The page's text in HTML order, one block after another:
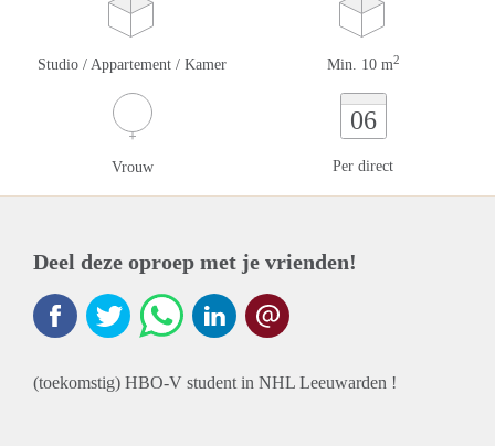
Studio / Appartement / Kamer Min. 10 m2
Vrouw
06
Per direct
Deel deze oproep met je vrienden!
(toekomstig) HBO-V student in NHL Leeuwarden !